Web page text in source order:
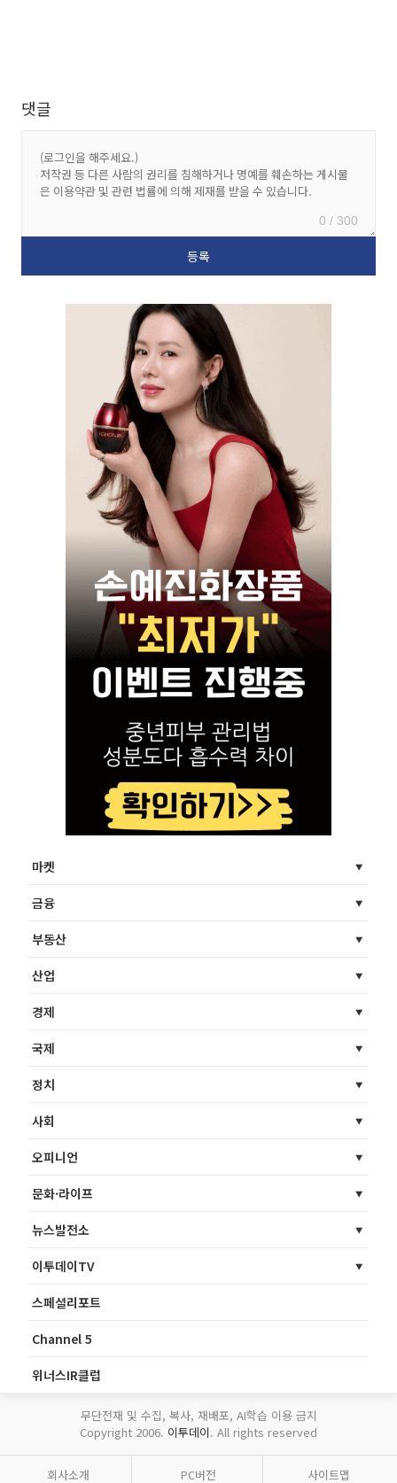
댓글
0 / 300
마켓
금융
부동산
산업
경제
국제
정치
사회
오피니언
문화·라이프
뉴스발전소
이투데이TV
스페셜리포트
Channel 5
위너스IR클럽
무단전재 및 수집, 복사, 재배포, AI학습 이용 금지
Copyright 2006. 이투데이. All rights reserved
회사소개 PC버전 사이트맵